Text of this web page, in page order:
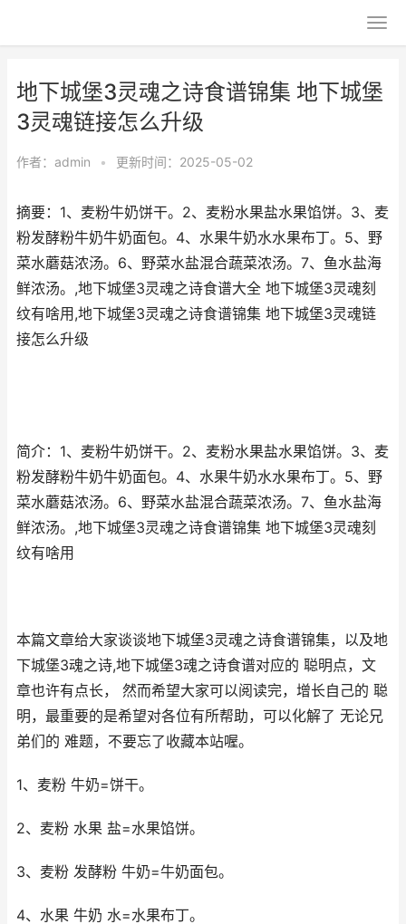
地下城堡3灵魂之诗食谱锦集 地下城堡
3灵魂链接怎么升级
作者： admin • 更新时间：2025-05-02
摘要：1、麦粉牛奶饼干。2、麦粉水果盐水果馅饼。3、麦
粉发酵粉牛奶牛奶面包。4、水果牛奶水水果布丁。5、野
菜水蘑菇浓汤。6、野菜水盐混合蔬菜浓汤。7、鱼水盐海
鲜浓汤。,地下城堡3灵魂之诗食谱大全 地下城堡3灵魂刻
纹有啥用,地下城堡3灵魂之诗食谱锦集 地下城堡3灵魂链
接怎么升级
简介：1、麦粉牛奶饼干。2、麦粉水果盐水果馅饼。3、麦
粉发酵粉牛奶牛奶面包。4、水果牛奶水水果布丁。5、野
菜水蘑菇浓汤。6、野菜水盐混合蔬菜浓汤。7、鱼水盐海
鲜浓汤。,地下城堡3灵魂之诗食谱锦集 地下城堡3灵魂刻
纹有啥用
本篇文章给大家谈谈地下城堡3灵魂之诗食谱锦集，以及地
下城堡3魂之诗,地下城堡3魂之诗食谱对应的 聪明点，文
章也许有点长， 然而希望大家可以阅读完，增长自己的 聪
明，最重要的是希望对各位有所帮助，可以化解了 无论兄
弟们的 难题，不要忘了收藏本站喔。
1、麦粉 牛奶=饼干。
2、麦粉 水果 盐=水果馅饼。
3、麦粉 发酵粉 牛奶=牛奶面包。
4、水果 牛奶 水=水果布丁。